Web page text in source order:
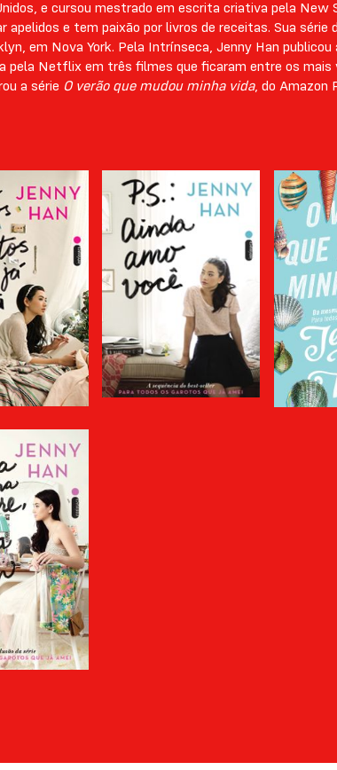
e cursou mestrado em escrita criativa pela New
e tem paixão por livros de receitas. Sua série
em Nova York. Pela Intrínseca, Jenny Han publicou
pela Netflix em três filmes que ficaram entre os mais
a série O verão que mudou minha vida, do Amazon